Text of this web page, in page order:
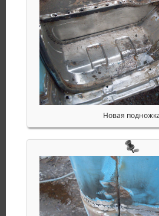
Новая